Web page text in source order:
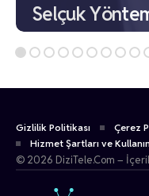
Selçuk
Gizlilik Politikası Çerez
Hizmet Şartları ve
© 2026 DiziTele.Com –